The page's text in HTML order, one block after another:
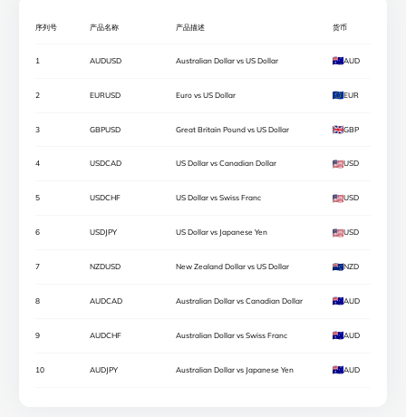
序列号 产品名称 产品描述 货币
1 AUDUSD Australian Dollar vs US Dollar AUD
2 EURUSD Euro vs US Dollar EUR
3 GBPUSD Great Britain Pound vs US Dollar GBP
4 USDCAD US Dollar vs Canadian Dollar USD
5 USDCHF US Dollar vs Swiss Franc USD
6 USDJPY US Dollar vs Japanese Yen USD
7 NZDUSD New Zealand Dollar vs US Dollar NZD
8 AUDCAD Australian Dollar vs Canadian Dollar AUD
9 AUDCHF Australian Dollar vs Swiss Franc AUD
10 AUDJPY Australian Dollar vs Japanese Yen AUD